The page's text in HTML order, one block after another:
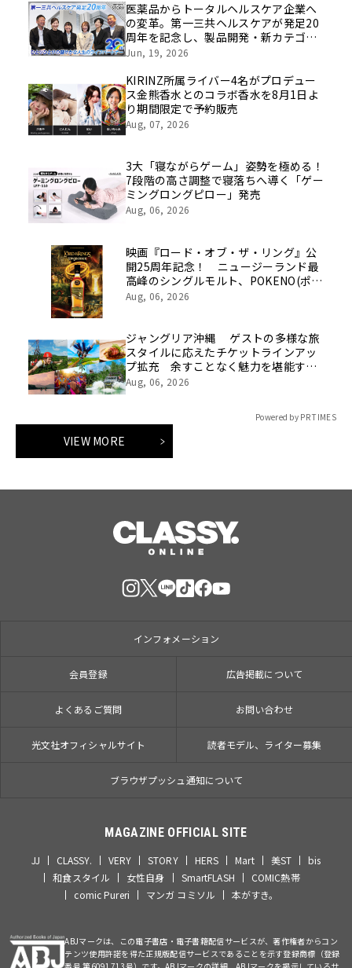
医薬品からトータルヘルスケア企業へ
の変革。第一三共ヘルスケアが発足20
周年を記念し、製品開発・新カテゴリ
挑戦の舞台や旧社統合時のエピソード
像を公開！
Jun, 19, 2026
KIRINZ所属ライバー4名がプロデュー
ス金熊香水とのコラボ香水を8月1日よ
り期間限定で予約販売
Aug, 07, 2026
3大「寝ながらゲーム」姿勢を極める！
7段階の高さ調整で寝落ちへ導く「ゲー
ミングロングピロー」発売
Aug, 06, 2026
映画『ロード・オブ・ザ・リング』公
開25周年記念！ ニュージーランド最
高峰のシングルモルト、POKENO(ポケ
ノ)より 数量限定ウイスキー「リング
Aug, 06, 2026
ジャングリア沖縄 ゲストの多様な旅
スタイルに応えたチケットラインアッ
プ拡充 余すことなく魅力を堪能する
「ロイヤルチケット」新登場
Aug, 06, 2026
Powered by PR TIMES
VIEW MORE
インフォメーション
会員登録 広告掲載について
よくあるご質問 お問い合わせ
光文社オフィシャルサイト 読者モデル、ライター募集
ブラウザプッシュ通知について
MAGAZINE OFFICIAL SITE
JJ CLASSY. VERY STORY HERS Mart 美ST
bis
和食スタイル
女性自身 SmartFLASH
COMIC熱帯
comic Pureri
マンガ コミソル 本がすき。
ABJマークは、この電子書店・電子書籍配信サービスが、著作権者からコン
テンツ使用許諾を得た正規版配信サービスであることを示す登録商標（登録